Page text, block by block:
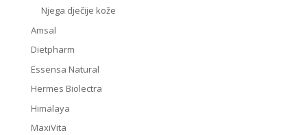
Njega dječije kože
Amsal
Dietpharm
Essensa Natural
Hermes Biolectra
Himalaya
MaxiVita